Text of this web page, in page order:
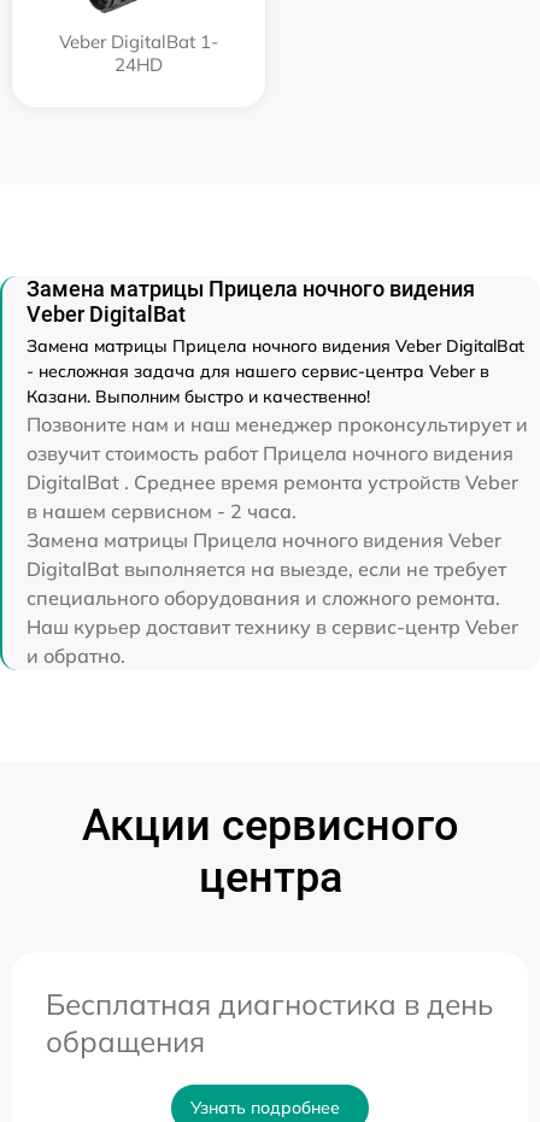
Veber DigitalBat 1-
24HD
Замена матрицы Прицела ночного видения
Veber DigitalBat
Замена матрицы Прицела ночного видения Veber DigitalBat
- несложная задача для нашего сервис-центра Veber в
Казани. Выполним быстро и качественно!
Позвоните нам и наш менеджер проконсультирует и
озвучит стоимость работ Прицела ночного видения
DigitalBat . Среднее время ремонта устройств Veber
в нашем сервисном - 2 часа.
Замена матрицы Прицела ночного видения Veber
DigitalBat выполняется на выезде, если не требует
специального оборудования и сложного ремонта.
Наш курьер доставит технику в сервис-центр Veber
и обратно.
Акции сервисного
центра
Бесплатная диагностика в день
обращения
Узнать подробнее